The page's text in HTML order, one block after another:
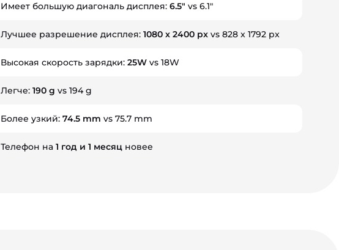
Имеет большую диагональ дисплея:6.5" vs 6.1"
Лучшее разрешение дисплея:1080 x 2400 px vs 828 x 1792 px
Высокая скорость зарядки:25W vs 18W
Легче:190 g vs 194 g
Более узкий:74.5 mm vs 75.7 mm
Телефон на1 год и1 месяц новее